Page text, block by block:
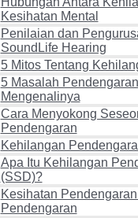
Kesihatan Mental
Penilaian dan
SoundLife Hearing
5 Mitos Tentang
5 Masalah
Mengenalinya
Cara Menyokong
Pendengaran
Kehilangan
Apa Itu Kehilangan
(SSD)?
Kesihatan
Pendengaran